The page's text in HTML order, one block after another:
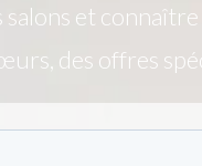
et
des offres